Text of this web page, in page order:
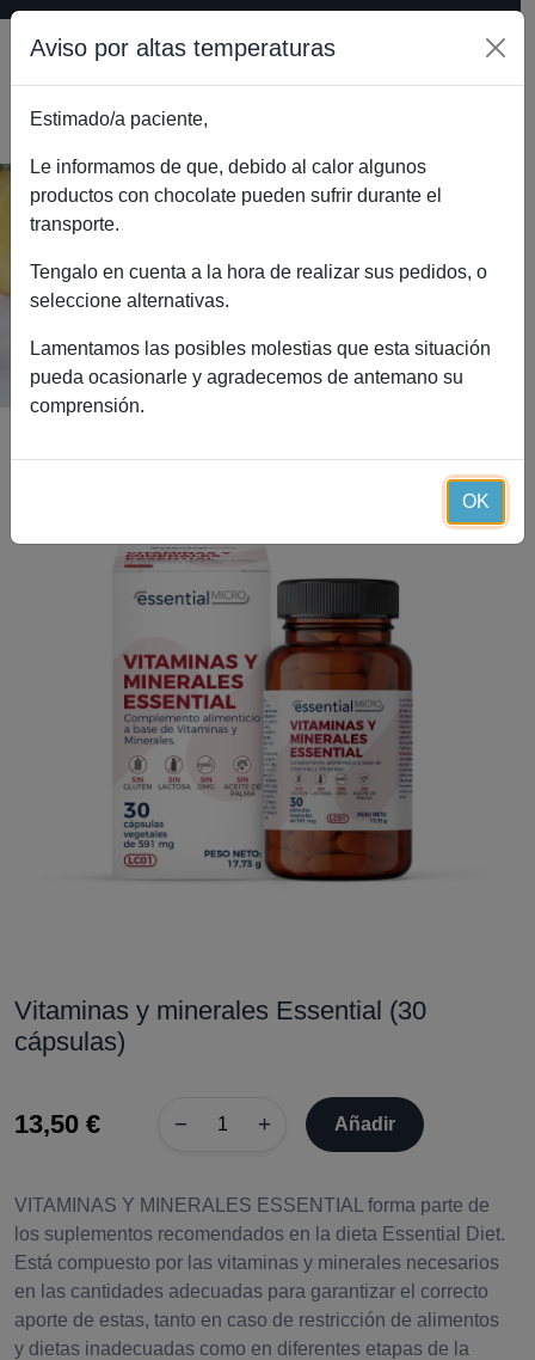
Vitaminas y minerales Essential (30
cápsulas)
Inicio
Catálogo
Vitaminas y minerales Essential (30
cápsulas)
13,50 € − + Añadir
VITAMINAS Y MINERALES ESSENTIAL forma parte de
los suplementos recomendados en la dieta Essential Diet.
Está compuesto por las vitaminas y minerales necesarios
en las cantidades adecuadas para garantizar el correcto
aporte de estas, tanto en caso de restricción de alimentos
y dietas inadecuadas como en diferentes etapas de la
Aviso por altas temperaturas
Estimado/a paciente,
Le informamos de que, debido al calor algunos
productos con chocolate pueden sufrir durante el
transporte.
Tengalo en cuenta a la hora de realizar sus pedidos, o
seleccione alternativas.
Lamentamos las posibles molestias que esta situación
pueda ocasionarle y agradecemos de antemano su
comprensión.
OK